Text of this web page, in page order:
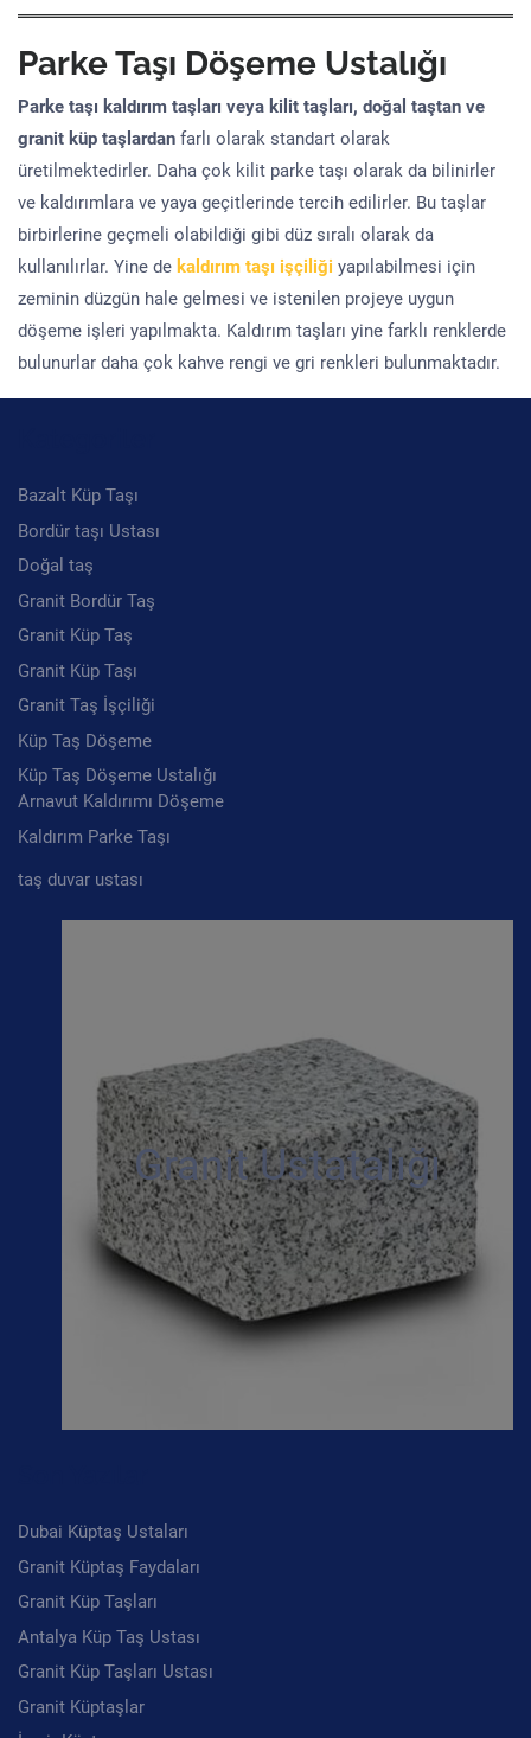
Parke Taşı Döşeme Ustalığı
Parke taşı kaldırım taşları veya kilit taşları, doğal taştan ve
granit küp taşlardan farlı olarak standart olarak
üretilmektedirler. Daha çok kilit parke taşı olarak da bilinirler
ve kaldırımlara ve yaya geçitlerinde tercih edilirler. Bu taşlar
birbirlerine geçmeli olabildiği gibi düz sıralı olarak da
kullanılırlar. Yine de kaldırım taşı işçiliği yapılabilmesi için
zeminin düzgün hale gelmesi ve istenilen projeye uygun
döşeme işleri yapılmakta. Kaldırım taşları yine farklı renklerde
bulunurlar daha çok kahve rengi ve gri renkleri bulunmaktadır.
Bazalt Küp Taşı
Bordür taşı Ustası
Doğal taş
Granit Bordür Taş
Granit Küp Taş
Granit Küp Taşı
Granit Taş İşçiliği
Küp Taş Döşeme
Küp Taş Döşeme Ustalığı
Arnavut Kaldırımı Döşeme
Kaldırım Parke Taşı
taş duvar ustası
Granit Ustatalığı
Dubai Küptaş Ustaları
Granit Küptaş Faydaları
Granit Küp Taşları
Antalya Küp Taş Ustası
Granit Küp Taşları Ustası
Granit Küptaşlar